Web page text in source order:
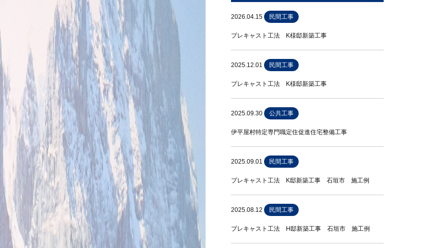
2026.04.15 民間工事
プレキャスト工法 K様邸新築工事
2025.12.01 民間工事
プレキャスト工法 K様邸新築工事
2025.09.30 公共工事
伊平屋村特定専門職定住促進住宅整備工事
2025.09.01 民間工事
プレキャスト工法 K邸新築工事 石垣市 施工例
2025.08.12 民間工事
プレキャスト工法 H邸新築工事 石垣市 施工例